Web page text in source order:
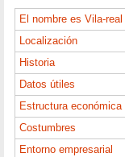
El nombre es Vila-real
Localización
Historia
Datos útiles
Estructura económica
Costumbres
Entorno empresarial